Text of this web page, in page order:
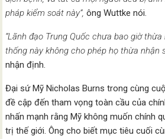
pháp kiểm soát này”, ông Wuttke nói.
“Lãnh đạo Trung Quốc chưa bao giờ
thống này không cho phép họ thừa nhận
nhận định.
Đại sứ Mỹ Nicholas Burns trong cùng
đề cập đến tham vọng toàn cầu của
nhấn mạnh rằng Mỹ không muốn chính
trị thế giới. Ông cho biết mục tiêu cuối